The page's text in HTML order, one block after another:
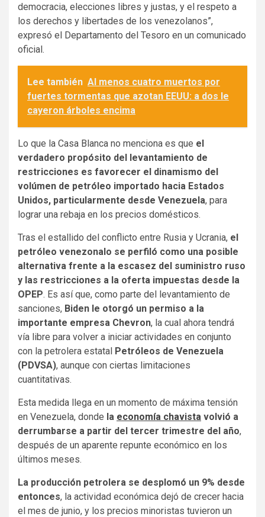
democracia, elecciones libres y justas, y el respeto a
los derechos y libertades de los venezolanos”,
expresó el Departamento del Tesoro en un comunicado
oficial.
Lee también Al menos cuatro muertos por
fuertes tormentas que azotan EEUU: a dos le
cayeron árboles encima
Lo que la Casa Blanca no menciona es que el
verdadero propósito del levantamiento de
restricciones es favorecer el dinamismo del
volúmen de petróleo importado hacia Estados
Unidos, particularmente desde Venezuela, para
lograr una rebaja en los precios domésticos.
Tras el estallido del conflicto entre Rusia y Ucrania, el
petróleo venezonalo se perfiló como una posible
alternativa frente a la escasez del suministro ruso
y las restricciones a la oferta impuestas desde la
OPEP. Es así que, como parte del levantamiento de
sanciones, Biden le otorgó un permiso a la
importante empresa Chevron, la cual ahora tendrá
vía libre para volver a iniciar actividades en conjunto
con la petrolera estatal Petróleos de Venezuela
(PDVSA), aunque con ciertas limitaciones
cuantitativas.
Esta medida llega en un momento de máxima tensión
en Venezuela, donde la economía chavista volvió a
derrumbarse a partir del tercer trimestre del año,
después de un aparente repunte económico en los
últimos meses.
La producción petrolera se desplomó un 9% desde
entonces, la actividad económica dejó de crecer hacia
el mes de junio, y los precios minoristas tuvieron un